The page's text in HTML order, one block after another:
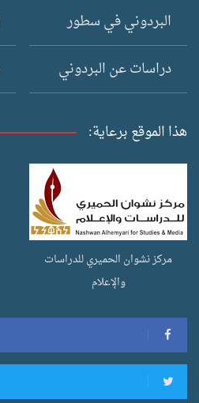
البردوني في سطور
دراسات عن البردوني
هذا الموقع برعاية:
مركز نشوان الحميري للدراسات
والإعلام